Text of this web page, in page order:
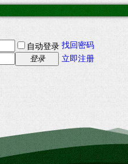
自动登录 找回密码
登录 立即注册